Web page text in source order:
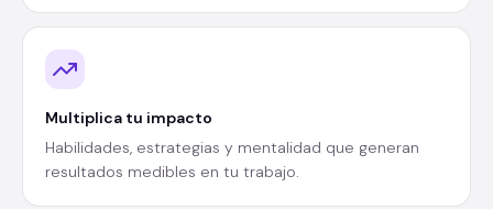
Multiplica tu impacto
Habilidades, estrategias y mentalidad que generan
resultados medibles en tu trabajo.